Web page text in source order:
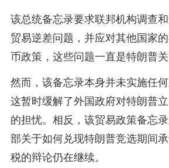
该总统备忘录要求联邦机构调查
贸易逆差问题，并应对其他国家
币政策，这些问题一直是特朗普关
然而，该备忘录本身并未实施任何
这暂时缓解了外国政府对特朗普
的担忧。相反，该贸易政策备忘
部关于如何兑现特朗普竞选期间
税的辩论仍在继续。